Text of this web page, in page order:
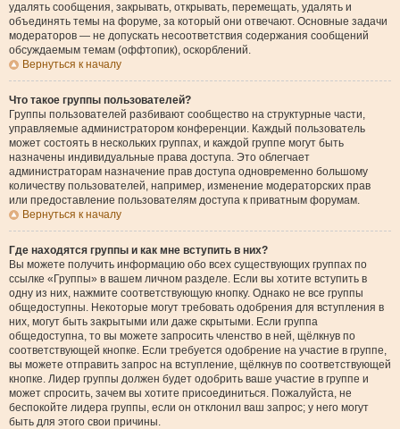
удалять сообщения, закрывать, открывать, перемещать, удалять и
объединять темы на форуме, за который они отвечают. Основные задачи
модераторов — не допускать несоответствия содержания сообщений
обсуждаемым темам (оффтопик), оскорблений.
Вернуться к началу
Что такое группы пользователей?
Группы пользователей разбивают сообщество на структурные части,
управляемые администратором конференции. Каждый пользователь
может состоять в нескольких группах, и каждой группе могут быть
назначены индивидуальные права доступа. Это облегчает
администраторам назначение прав доступа одновременно большому
количеству пользователей, например, изменение модераторских прав
или предоставление пользователям доступа к приватным форумам.
Вернуться к началу
Где находятся группы и как мне вступить в них?
Вы можете получить информацию обо всех существующих группах по
ссылке «Группы» в вашем личном разделе. Если вы хотите вступить в
одну из них, нажмите соответствующую кнопку. Однако не все группы
общедоступны. Некоторые могут требовать одобрения для вступления в
них, могут быть закрытыми или даже скрытыми. Если группа
общедоступна, то вы можете запросить членство в ней, щёлкнув по
соответствующей кнопке. Если требуется одобрение на участие в группе,
вы можете отправить запрос на вступление, щёлкнув по соответствующей
кнопке. Лидер группы должен будет одобрить ваше участие в группе и
может спросить, зачем вы хотите присоединиться. Пожалуйста, не
беспокойте лидера группы, если он отклонил ваш запрос; у него могут
быть для этого свои причины.